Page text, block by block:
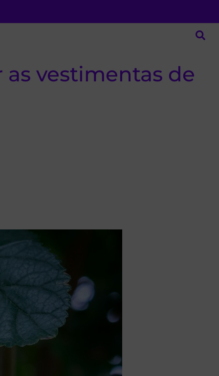
vestimentas de